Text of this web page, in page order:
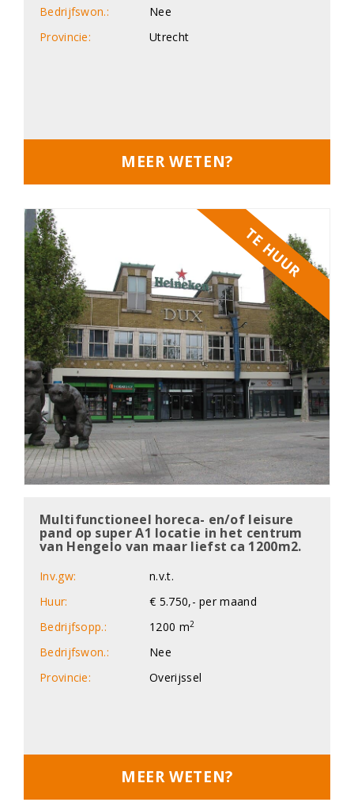
Bedrijfswon.:
Nee
Provincie:
Utrecht
MEER WETEN?
TE HUUR
Multifunctioneel horeca- en/of leisure
pand op super A1 locatie in het centrum
van Hengelo van maar liefst ca 1200m2.
Inv.gw:
n.v.t.
Huur:
€ 5.750,- per maand
Bedrijfsopp.:
1200 m2
Bedrijfswon.:
Nee
Provincie:
Overijssel
MEER WETEN?